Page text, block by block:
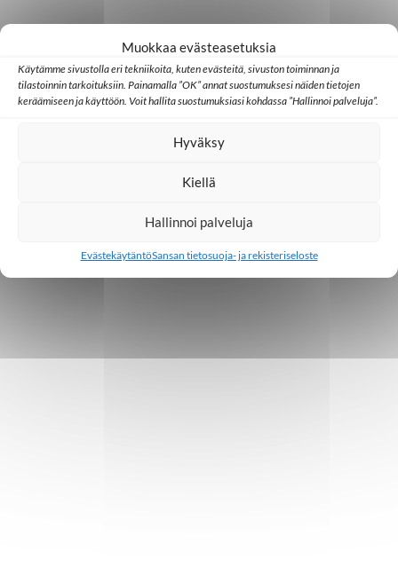
Muokkaa evästeasetuksia
Käytämme sivustolla eri tekniikoita, kuten evästeitä, sivuston toiminnan ja
tilastoinnin tarkoituksiin. Painamalla ”OK” annat suostumuksesi näiden tietojen
keräämiseen ja käyttöön. Voit hallita suostumuksiasi kohdassa ”Hallinnoi palveluja”.
Hyväksy
Kiellä
Hallinnoi palveluja
EvästekäytäntöSansan tietosuoja- ja rekisteriseloste